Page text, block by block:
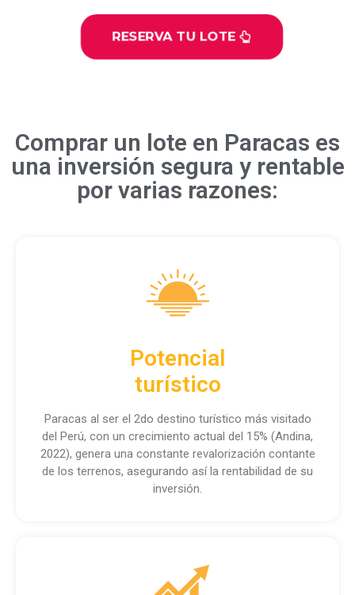
RESERVA TU LOTE
Comprar un lote en Paracas es
una inversión segura y rentable
por varias razones:
Potencial
turístico
Paracas al ser el 2do destino turístico más visitado
del Perú, con un crecimiento actual del 15% (Andina,
2022), genera una constante revalorización contante
de los terrenos, asegurando así la rentabilidad de su
inversión.